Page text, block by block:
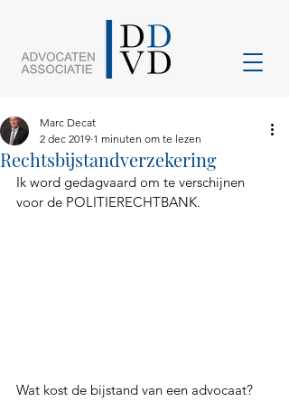
Rechtsbijstandverzekering
Marc Decat
2 dec 2019 1 minuten om te lezen
Ik word gedagvaard om te verschijnen
voor de POLITIERECHTBANK.
Wat kost de bijstand van een advocaat?